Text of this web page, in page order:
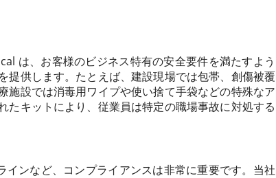
は、お客様のビジネス特有の安全要件を満たすよう
提供します。たとえば、建設現場では包帯、創傷被覆
設では消毒用ワイプや使い捨て手袋などの特殊なア
キットにより、従業員は特定の職場事故に対処する
ンなど、コンプライアンスは非常に重要です。当社